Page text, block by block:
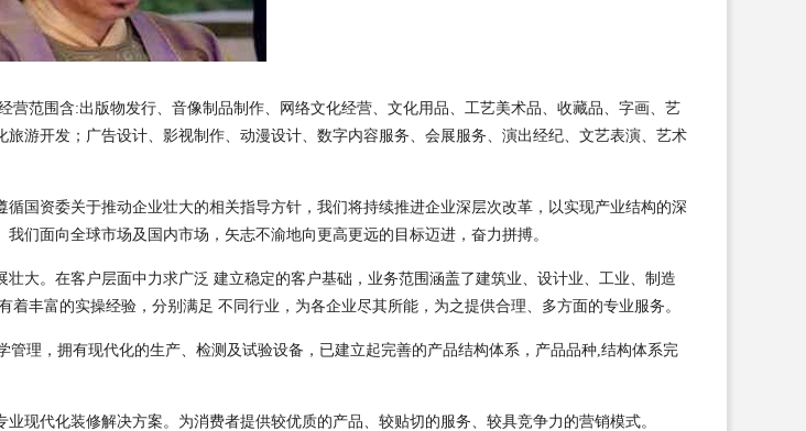
营范围含:出版物发行、音像制品制作、网络文化经营、文化用品、工艺美术品、收藏品、字画、艺
游开发；广告设计、影视制作、动漫设计、数字内容服务、会展服务、演出经纪、文艺表演、艺术
国资委关于推动企业壮大的相关指导方针，我们将持续推进企业深层次改革，以实现产业结构的深
们面向全球市场及国内市场，矢志不渝地向更高更远的目标迈进，奋力拼搏。
大。在客户层面中力求广泛 建立稳定的客户基础，业务范围涵盖了建筑业、设计业、工业、制造
丰富的实操经验，分别满足 不同行业，为各企业尽其所能，为之提供合理、多方面的专业服务。
理，拥有现代化的生产、检测及试验设备，已建立起完善的产品结构体系，产品品种,结构体系完
现代化装修解决方案。为消费者提供较优质的产品、较贴切的服务、较具竞争力的营销模式。